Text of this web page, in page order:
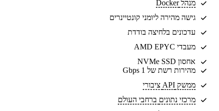
מנהל Docker
גישה מהירה ליומני קונטיינרים
עדכונים בלחיצה בודדת
מעבדי AMD EPYC
אחסון NVMe SSD
מהירות רשת של 1 Gbps
ממשק API ציבורי
מרכזי נתונים ברחבי העולם